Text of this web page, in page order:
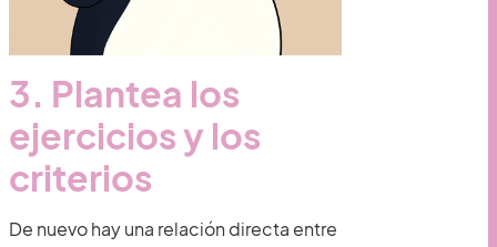
3. Plantea los
ejercicios y los
criterios
De nuevo hay una relación directa entre